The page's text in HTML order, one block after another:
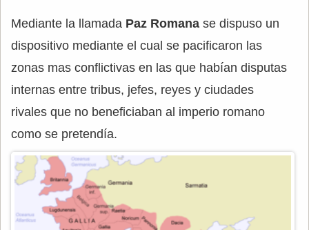
Mediante la llamada Paz Romana se dispuso un
dispositivo mediante el cual se pacificaron las
zonas mas conflictivas en las que habían disputas
internas entre tribus, jefes, reyes y ciudades
rivales que no beneficiaban al imperio romano
como se pretendía.